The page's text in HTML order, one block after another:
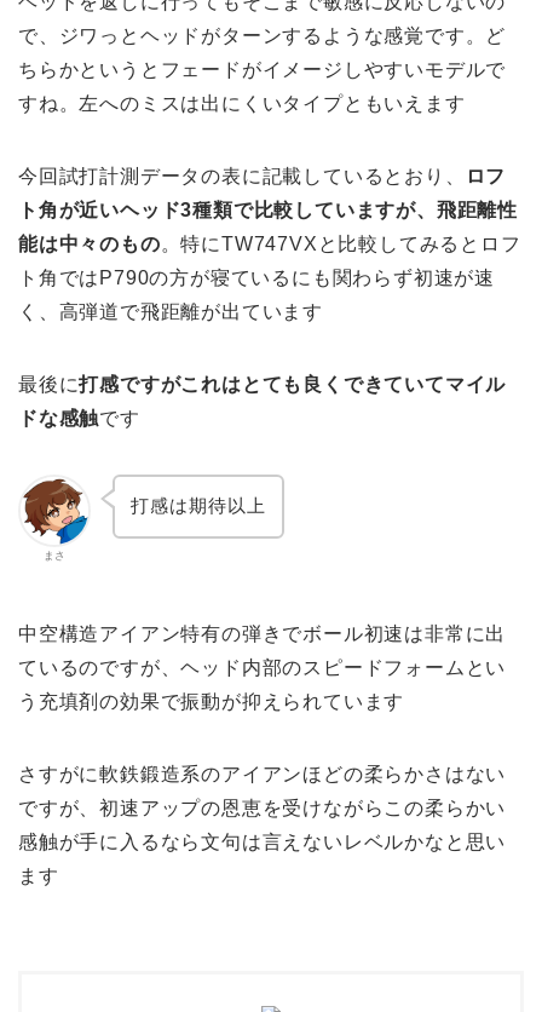
で、ジワっとヘッドがターンするような感覚です。ど
ちらかというとフェードがイメージしやすいモデルで
すね。左へのミスは出にくいタイプともいえます
今回試打計測データの表に記載しているとおり、
ロフ
ト角が近いヘッド3種類で比較していますが、飛距離性
能は中々のもの。特にTW747VXと比較してみるとロフ
ト角ではP790の方が寝ているにも関わらず初速が速
く、高弾道で飛距離が出ています
最後に打感ですがこれはとても良くできていてマイル
ドな感触です
まさ
打感は期待以上
中空構造アイアン特有の弾きでボール初速は非常に出
ているのですが、ヘッド内部のスピードフォームとい
う充填剤の効果で振動が抑えられています
さすがに軟鉄鍛造系のアイアンほどの柔らかさはない
ですが、初速アップの恩恵を受けながらこの柔らかい
感触が手に入るなら文句は言えないレベルかなと思い
ます